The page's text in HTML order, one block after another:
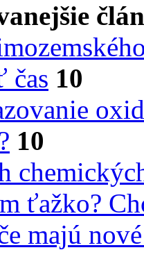
čas 10
10
ťažko?
majú